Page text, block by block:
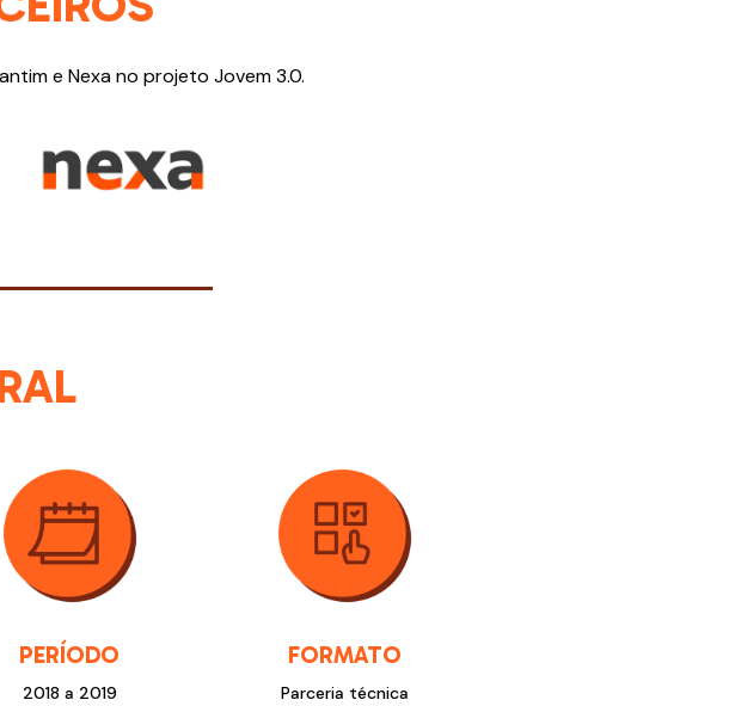
e Nexa no projeto Jovem 3.0.
PERÍODO
2018 a 2019
FORMATO
Parceria técnica